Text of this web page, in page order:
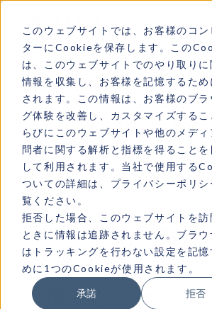
このウェブサイトでは、お客様のコン
ターにCookieを保存します。この
は、このウェブサイトでのやり取りに
情報を収集し、お客様を記憶するため
されます。この情報は、お客様のブラ
グ体験を改善し、カスタマイズするこ
らびにこのウェブサイトや他のメディ
問者に関する解析と指標を得ることを
して利用されます。当社で使用する
ついての詳細は、プライバシーポリシ
覧ください。
拒否した場合、このウェブサイトを訪
ときに情報は追跡されません。ブラウ
はトラッキングを行わない設定を記憶
めに1つのCookieが使用されます。
承諾 拒否
Why we do
VOICE
Company introduction
戦略立案か
施策実行・改善
様々なケースで